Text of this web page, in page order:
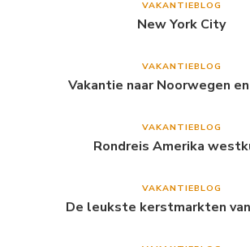
VAKANTIEBLOG
New York City
VAKANTIEBLOG
Vakantie naar Noorwegen
VAKANTIEBLOG
Rondreis Amerika
VAKANTIEBLOG
De leukste kerstmarkten